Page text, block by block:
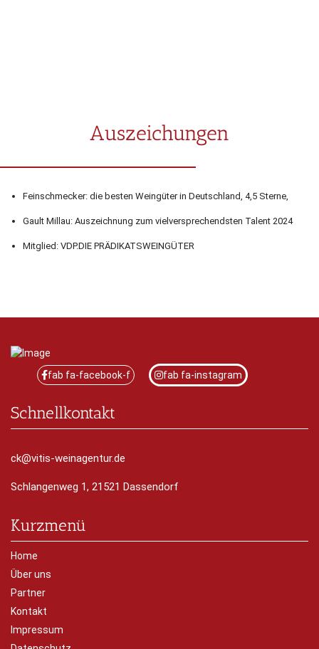
Auszeichungen
Feinschmecker: die besten Weingüter in Deutschland, 4,5 Sterne,
Gault Millau: Auszeichnung zum vielversprechendsten Talent 2024
Mitglied: VDP.DIE PRÄDIKATSWEINGÜTER
fab fa-facebook-f fab fa-instagram
Schnellkontakt
ck@vitis-weinagentur.de
Schlangenweg 1, 21521 Dassendorf
Kurzmenü
Home
Über uns
Partner
Kontakt
Impressum